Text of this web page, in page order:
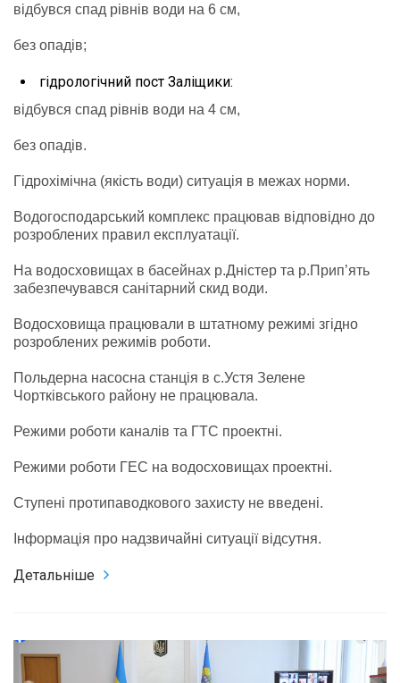
відбувся спад рівнів води на 6 см,
без опадів;
гідрологічний пост Заліщики:
відбувся спад рівнів води на 4 см,
без опадів.
Гідрохімічна (якість води) ситуація в межах норми.
Водогосподарський комплекс працював відповідно до
розроблених правил експлуатації.
На водосховищах в басейнах р.Дністер та р.Прип’ять
забезпечувався санітарний скид води.
Водосховища працювали в штатному режимі згідно
розроблених режимів роботи.
Польдерна насосна станція в с.Устя Зелене
Чортківського району не працювала.
Режими роботи каналів та ГТС проектні.
Режими роботи ГЕС на водосховищах проектні.
Ступені протипаводкового захисту не введені.
Інформація про надзвичайні ситуації відсутня.
Детальніше